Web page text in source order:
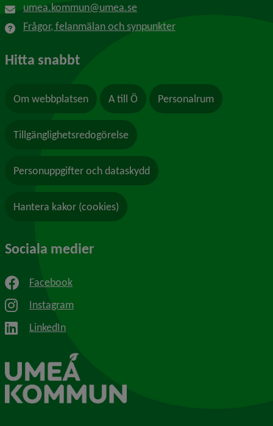
umea.kommun@umea.se
Frågor, felanmälan och synpunkter
Hitta snabbt
Om webbplatsen A till Ö Personalrum
Tillgänglighetsredogörelse
Personuppgifter och dataskydd
Hantera kakor (cookies)
Sociala medier
Facebook
Instagram
LinkedIn